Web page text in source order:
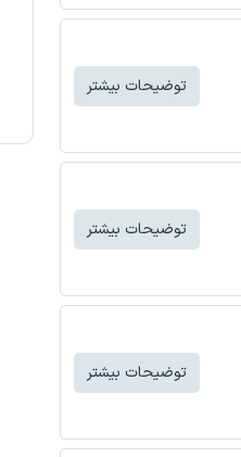
توضیحات بیشتر
توضیحات بیشتر
توضیحات بیشتر